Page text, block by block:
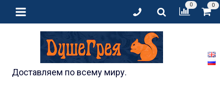
0 0
Доставляем по всему миру.